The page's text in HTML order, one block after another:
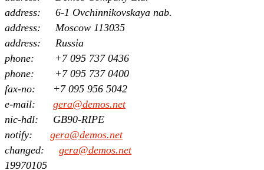
address: 6-1 Ovchinnikovskaya nab.
address: Moscow 113035
address: Russia
phone: +7 095 737 0436
phone: +7 095 737 0400
fax-no: +7 095 956 5042
e-mail: gera@demos.net
nic-hdl: GB90-RIPE
notify: gera@demos.net
changed: gera@demos.net
19970105